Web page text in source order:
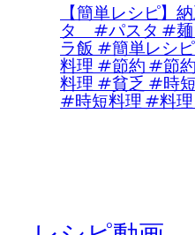
【簡単レシピ】
タ #パスタ #麺
ラ飯 #簡単レシ
料理 #節約 #節
料理 #貧乏 #時
#時短料理 #料